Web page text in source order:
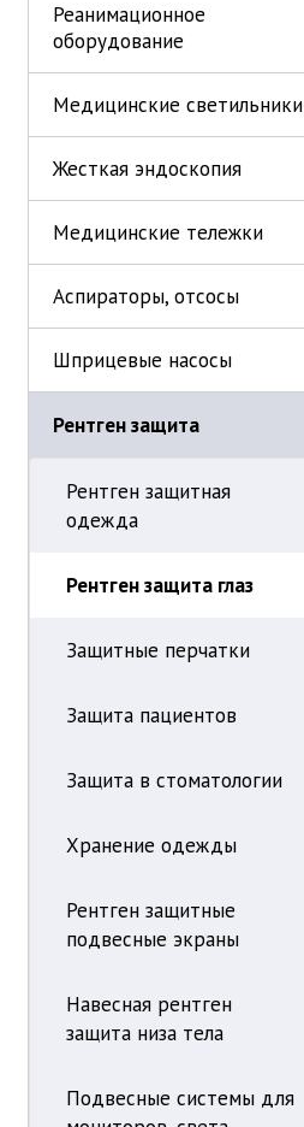
Реанимационное
оборудование
Медицинские светильники
Жесткая эндоскопия
Медицинские тележки
Аспираторы, отсосы
Шприцевые насосы
Рентген защита
Рентген защитная
одежда
Рентген защита глаз
Защитные перчатки
Защита пациентов
Защита в стоматологии
Хранение одежды
Рентген защитные
подвесные экраны
Навесная рентген
защита низа тела
Подвесные системы для